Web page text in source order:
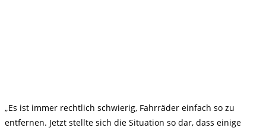
„Es ist immer rechtlich schwierig, Fahrräder einfach so zu
entfernen. Jetzt stellte sich die Situation so dar, dass einige